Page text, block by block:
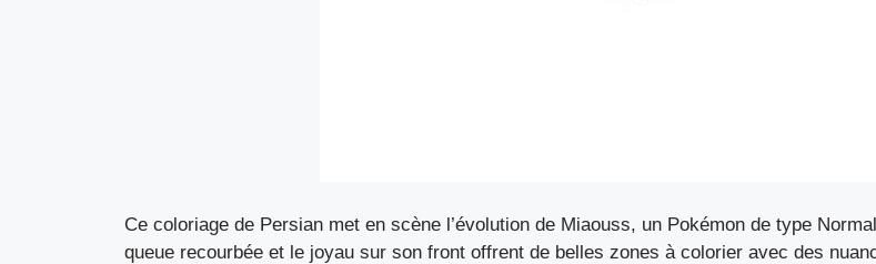
Ce coloriage de Persian met en scène l’évolution de Miaouss, un Pokémon de type
queue recourbée et le joyau sur son front offrent de belles zones à colorier avec des